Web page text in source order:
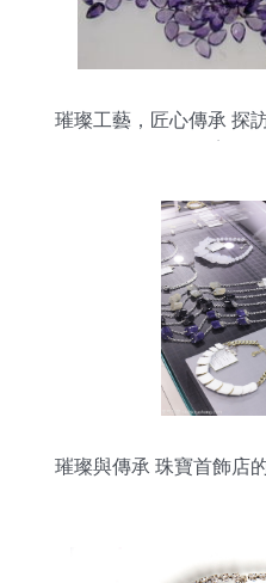
璀璨工藝，匠心傳承 探
璀璨與傳承 珠寶首飾店